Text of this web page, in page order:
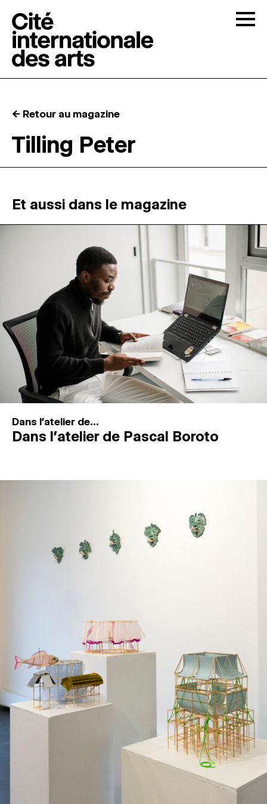
RÉSIDENCES ↓
ATELIERS OUVERTS
ESPACES DE PRATIQUE ARTISTIQUE ↓
Recherche
Connexion
↓
← Retour au magazine
Tilling Peter
Et aussi dans le magazine
Dans l'atelier de...
Dans l’atelier de Pascal Boroto